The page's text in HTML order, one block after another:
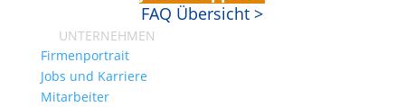
FAQ Übersicht >
UNTERNEHMEN
Firmenportrait
Jobs und Karriere
Mitarbeiter